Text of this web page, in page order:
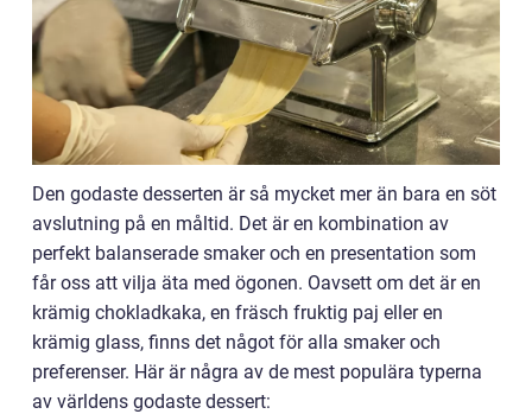
Den godaste desserten är så mycket mer än bara en söt
avslutning på en måltid. Det är en kombination av
perfekt balanserade smaker och en presentation som
får oss att vilja äta med ögonen. Oavsett om det är en
krämig chokladkaka, en fräsch fruktig paj eller en
krämig glass, finns det något för alla smaker och
preferenser. Här är några av de mest populära typerna
av världens godaste dessert: